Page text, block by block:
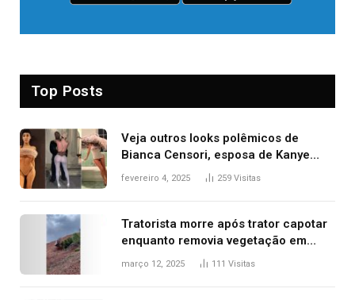
Top Posts
Veja outros looks polêmicos de
Bianca Censori, esposa de Kanye
West que apareceu nua no Grammy
fevereiro 4, 2025 259 Visitas
Tratorista morre após trator capotar
enquanto removia vegetação em
ribanceira de rodovia
março 12, 2025 111 Visitas